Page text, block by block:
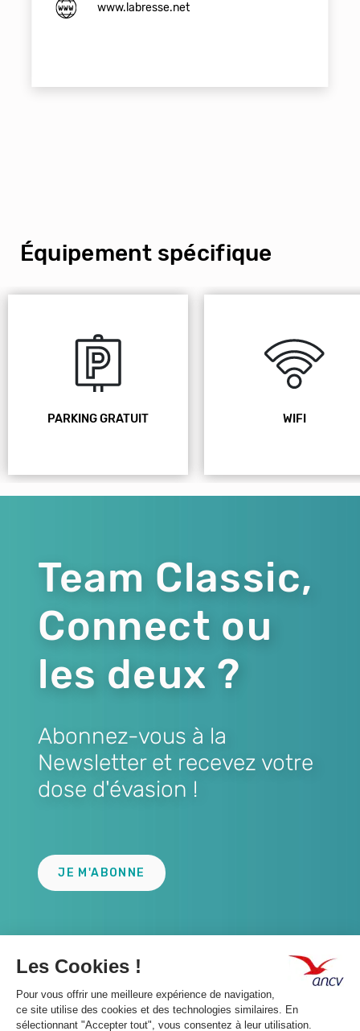
www.labresse.net
Équipement spécifique
PARKING GRATUIT WIFI
Team Classic,
Connect ou
les deux ?
Abonnez-vous à la
Newsletter et recevez votre
dose d'évasion !
JE M'ABONNE